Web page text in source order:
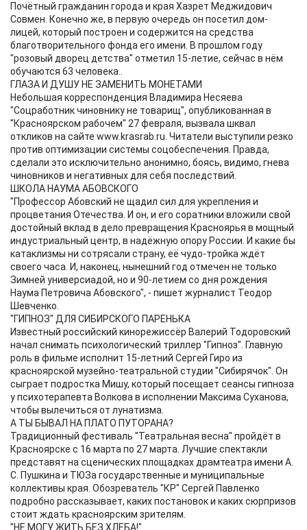
Почётный гражданин города и края Хазрет Меджидович
Совмен. Конечно же, в первую очередь он посетил дом-
лицей, который построен и содержится на средства
благотворительного фонда его имени. В прошлом году
"розовый дворец детства" отметил 15-летие, сейчас в нём
обучаются 63 человека..
ГЛАЗА И ДУШУ НЕ ЗАМЕНИТЬ МОНЕТАМИ
Небольшая корреспонденция Владимира Несяева
"Соцработник чиновнику не товарищ", опубликованная в
"Красноярском рабочем" 27 февраля, вызвала шквал
откликов на сайте www.krasrab.ru. Читатели выступили резко
против оптимизации системы соцобеспечения. Правда,
сделали это исключительно анонимно, боясь, видимо, гнева
чиновников и негативных для себя последствий.
ШКОЛА НАУМА АБОВСКОГО
"Профессор Абовский не щадил сил для укрепления и
процветания Отечества. И он, и его соратники вложили свой
достойный вклад в дело превращения Красноярья в мощный
индустриальный центр, в надёжную опору России. И какие бы
катаклизмы ни сотрясали страну, её чудо-тройка ждёт
своего часа. И, наконец, нынешний год отмечен не только
Зимней универсиадой, но и 90-летием со дня рождения
Наума Петровича Абовского", - пишет журналист Теодор
Шевченко.
"ГИПНОЗ" ДЛЯ СИБИРСКОГО ПАРЕНЬКА
Известный российский кинорежиссёр Валерий Тодоровский
начал снимать психологический триллер "Гипноз". Главную
роль в фильме исполнит 15-летний Сергей Гиро из
красноярской музейно-театральной студии "Сибирячок". Он
сыграет подростка Мишу, который посещает сеансы гипноза
у психотерапевта Волкова в исполнении Максима Суханова,
чтобы вылечиться от лунатизма.
А ТЫ БЫВАЛ НА ПЛАТО ПУТОРАНА?
Традиционный фестиваль "Театральная весна" пройдёт в
Красноярске с 16 марта по 27 марта. Лучшие спектакли
представят на сценических площадках драмтеатра имени А.
С. Пушкина и ТЮЗа государственные и муниципальные
коллективы края. Обозреватель "КР" Сергей Павленко
подробно рассказывает, каких постановок и каких сюрпризов
стоит ждать красноярским зрителям.
"НЕ МОГУ ЖИТЬ БЕЗ ХЛЕБА!"